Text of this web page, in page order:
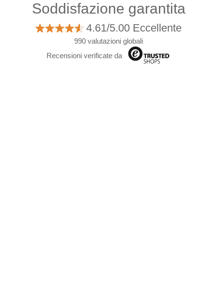
Soddisfazione garantita
4.61/5.00 Eccellente
990 valutazioni globali
Recensioni verificate da